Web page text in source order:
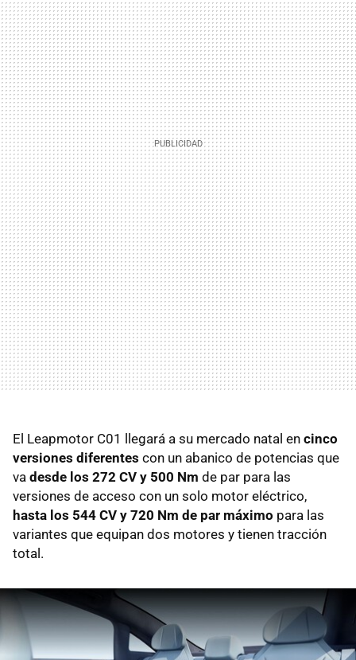
El Leapmotor C01 llegará a su mercado natal en cinco
versiones diferentes con un abanico de potencias que
va desde los 272 CV y 500 Nm de par para las
versiones de acceso con un solo motor eléctrico,
hasta los 544 CV y 720 Nm de par máximo para las
variantes que equipan dos motores y tienen tracción
total.